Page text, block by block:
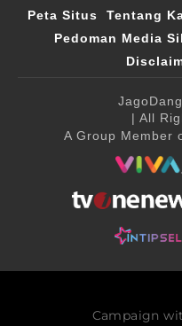
Peta Situs Tentang
Pedoman Media
| All
A Group Member